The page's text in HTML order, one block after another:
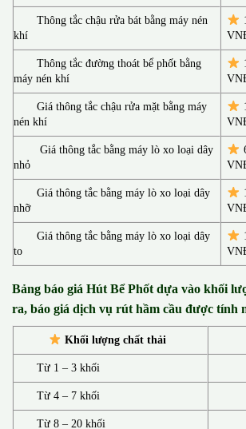
Thông tắc chậu rửa bát bằng máy nén
khí
Thông tắc đường thoát bể phốt bằng
máy nén khí
Giá thông tắc chậu rửa mặt bằng máy
nén khí
Giá thông tắc bằng máy lò xo loại dây
nhỏ
Giá thông tắc bằng máy lò xo loại dây
nhỡ
Giá thông tắc bằng máy lò xo loại dây
to
Bảng báo giá Hút Bể Phốt dựa vào khối
ra, báo giá dịch vụ rút hầm cầu được tính
Khối lượng chất thải
Từ 1 – 3 khối
Từ 4 – 7 khối
Từ 8 – 20 khối